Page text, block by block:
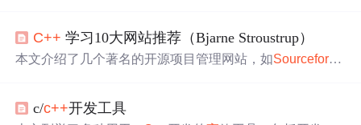
决。还涉及IDE环境搭建、SourceForge平台使用，为编程
初学者推荐资源，介绍提升编程效率的插件与脚本应用。
C++ 学习10大网站推荐（Bjarne Stroustrup）
本文介绍了几个著名的开源项目管理网站，如Sourceforge
SourceAudit和logiscope这样的代码
c/c++开发工具